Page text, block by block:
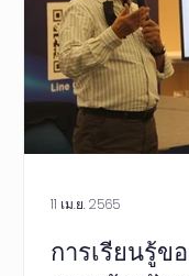
การเรียนรู้ข
11 เม.ย. 2565